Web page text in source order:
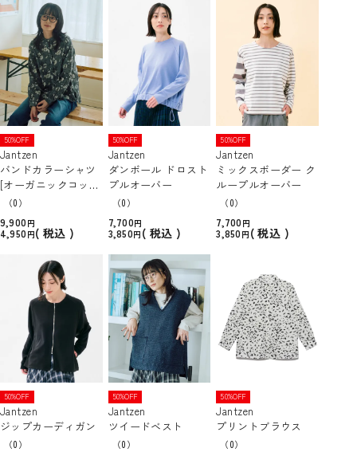
50%OFF
Jantzen
バンドカラーシャツ
[オーガニックコット
ン]（0）
9,900
4,950
税込
50%OFF
Jantzen
ダンボール ドロスト
プルオーバー
（0）
7,700
3,850
税込
50%OFF
Jantzen
ミックスボーダー ク
ループルオーバー
（0）
7,700
3,850
税込
50%OFF
Jantzen
ジップカーディガン
（0）
50%OFF
Jantzen
ツイードベスト
（0）
50%OFF
Jantzen
プリントブラウス
（0）